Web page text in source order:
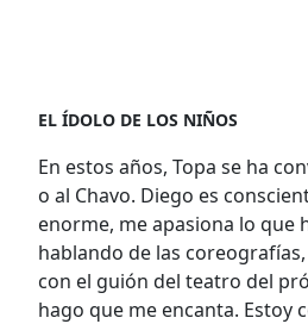
EL ÍDOLO DE LOS NIÑOS
En estos años, Topa se ha
o al Chavo. Diego es
enorme, me apasiona lo que
hablando de las
con el guión del teatro del
hago que me encanta. Estoy